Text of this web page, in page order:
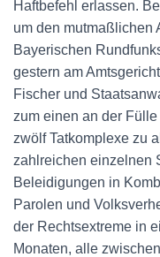
Haftbefehl erlassen.
um den mutmaßlichen
Bayerischen
gestern am
Fischer und
zum einen an der
zwölf Tatkomplexe zu
zahlreichen einzelnen
Beleidigungen in
Parolen und
der Rechtsextreme in
Monaten, alle